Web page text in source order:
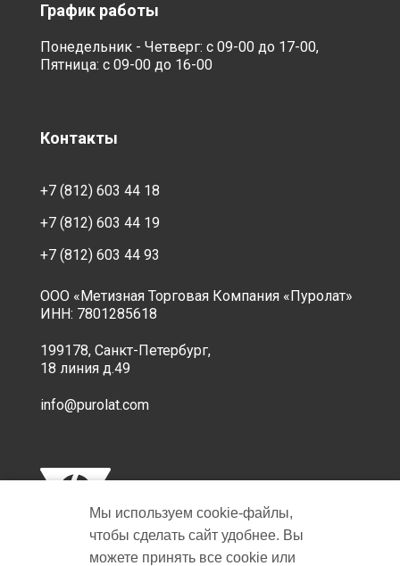
График работы
Понедельник - Четверг: с 09-00 до 17-00,
Пятница: с 09-00 до 16-00
Контакты
+7 (812) 603 44 18
+7 (812) 603 44 19
+7 (812) 603 44 93
ООО «Метизная Торговая Компания «Пуролат»
ИНН: 7801285618
199178, Санкт-Петербург,
18 линия д.49
info@purolat.com
Мы используем cookie‑файлы,
чтобы сделать сайт удобнее. Вы
можете принять все cookie или